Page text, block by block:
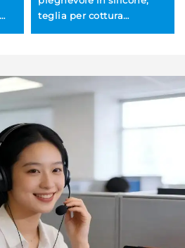
teglia per cottura
forno di stile nordico facili
da sformare